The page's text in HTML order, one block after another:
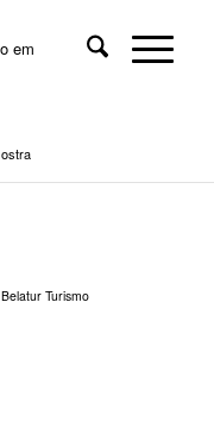
ostra
Belatur Turismo